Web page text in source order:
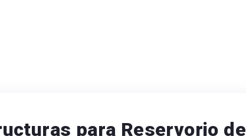
para Reservorio de